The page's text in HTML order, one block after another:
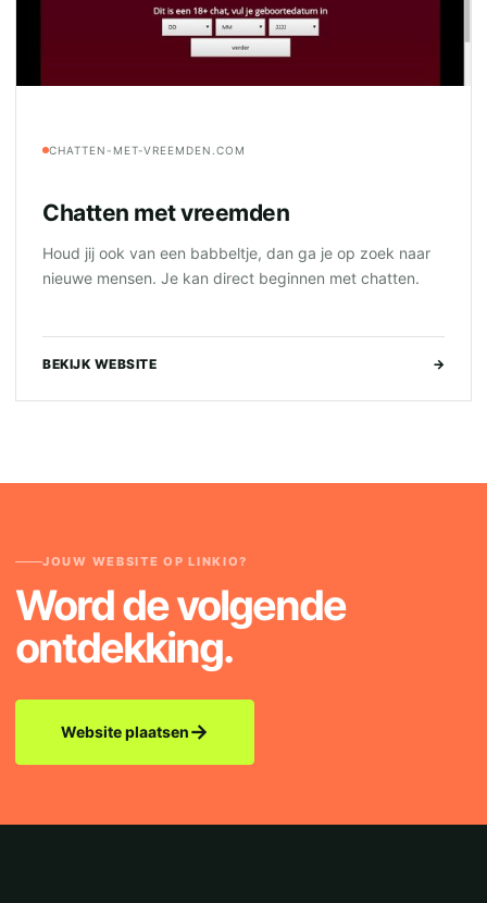
CHATTEN-MET-VREEMDEN.COM
Chatten met vreemden
Houd jij ook van een babbeltje, dan ga je op zoek naar
nieuwe mensen. Je kan direct beginnen met chatten.
BEKIJK WEBSITE →
JOUW WEBSITE OP LINKIO?
Word de volgende
ontdekking.
Website plaatsen→